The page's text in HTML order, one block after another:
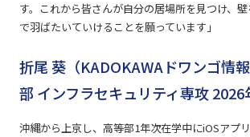
す。これから皆さんが自分の居場所を見つけ、
で羽ばたいていけることを願っています」
折尾 葵（KADOKAWAドワンゴ情
部 インフラセキュリティ専攻 2026
沖縄から上京し、高等部1年次在学中にiOSアプ